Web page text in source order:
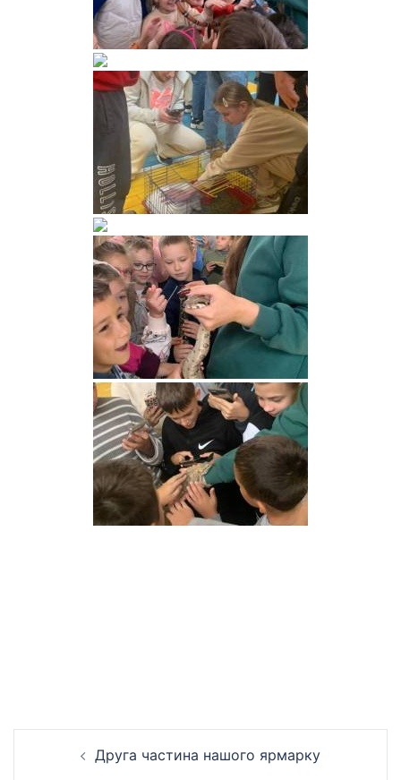
Друга частина нашого ярмарку